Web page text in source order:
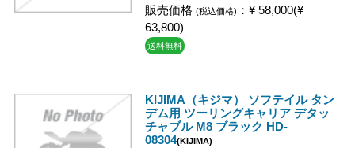
販売価格 (税込価格) ：¥ 58,000(¥
63,800)
送料無料
KIJIMA（キジマ） ソフテイル タン
デム用 ツーリングキャリア デタッ
チャブル M8 ブラック HD-
08304(KIJIMA)